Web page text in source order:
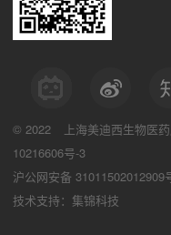
© 2022 上海美迪西生物医
10216606号-3
沪公网安备 31011502012909
技术支持：集锦科技